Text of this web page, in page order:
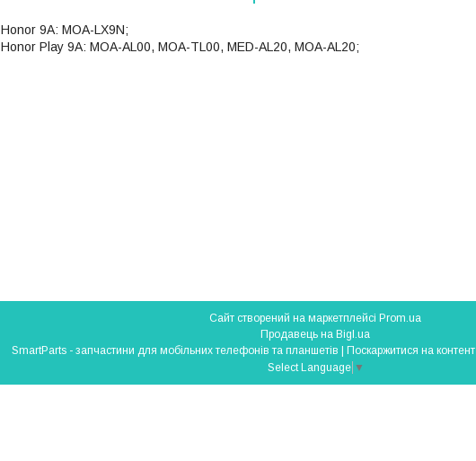
Honor 9A: MOA-LX9N;
Honor Play 9A: MOA-AL00, MOA-TL00, MED-AL20, MOA-AL20;
Сайт створений на маркетплейсі Prom.ua
Продавець на Bigl.ua
SmartParts - запчастини для мобільних телефонів та планшетів | Поскаржитися на контент
Select Language ▼